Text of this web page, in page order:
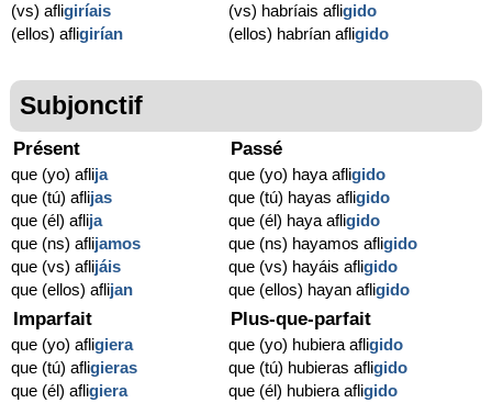
(vs) afligiríais
(ellos) afligirían
(vs) habríais afligido
(ellos) habrían afligido
Subjonctif
Présent
que (yo) aflija
que (tú) aflijas
que (él) aflija
que (ns) aflijamos
que (vs) aflijáis
que (ellos) aflijan
Passé
que (yo) haya afligido
que (tú) hayas afligido
que (él) haya afligido
que (ns) hayamos afligido
que (vs) hayáis afligido
que (ellos) hayan afligido
Imparfait
que (yo) afligiera
que (tú) afligieras
que (él) afligiera
Plus-que-parfait
que (yo) hubiera afligido
que (tú) hubieras afligido
que (él) hubiera afligido